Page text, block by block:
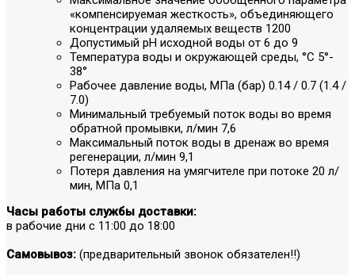
«компенсируемая жесткость», объединяющего
концентрации удаляемых веществ 1200
Допустимый pH исходной воды от 6 до 9
Температура воды и окружающей среды, °C 5°-
38°
Рабочее давление воды, МПа (бар) 0.14 / 0.7 (1.4 /
7.0)
Минимальный требуемый поток воды во время
обратной промывки, л/мин 7,6
Максимальный поток воды в дренаж во время
регенерации, л/мин 9,1
Потеря давления на умягчителе при потоке 20 л/
мин, МПа 0,1
Часы работы службы доставки:
в рабочие дни с 11:00 до 18:00
Самовывоз: (предварительный звонок обязателен!!)